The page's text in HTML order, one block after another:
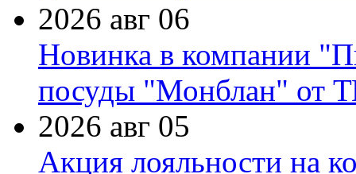
2026 авг 06
Новинка в компании
посуды "Монблан" от
2026 авг 05
Акция лояльности на